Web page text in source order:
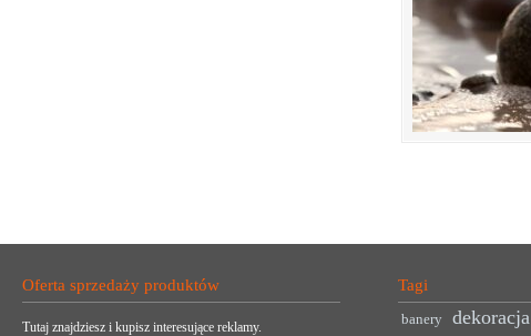
Oferta sprzedaży produktów
Tutaj znajdziesz i kupisz interesujące reklamy.
Tagi
banery dekoracja